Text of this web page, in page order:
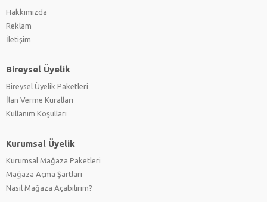
Hakkımızda
Reklam
İletişim
Bireysel Üyelik
Bireysel Üyelik Paketleri
İlan Verme Kuralları
Kullanım Koşulları
Kurumsal Üyelik
Kurumsal Mağaza Paketleri
Mağaza Açma Şartları
Nasıl Mağaza Açabilirim?